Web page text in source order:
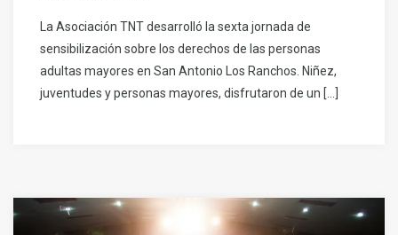
La Asociación TNT desarrolló la sexta jornada de
sensibilización sobre los derechos de las personas
adultas mayores en San Antonio Los Ranchos. Niñez,
juventudes y personas mayores, disfrutaron de un […]